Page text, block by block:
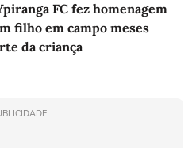
FC fez homenagem
filho em campo meses
da criança